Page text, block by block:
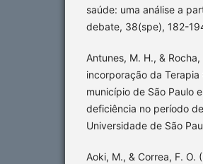
saúde: uma análise a
debate, 38(spe), 182-
Antunes, M. H., &
incorporação da
município de São Paulo
deficiência no período
Universidade de São
Aoki, M., & Correa, F.